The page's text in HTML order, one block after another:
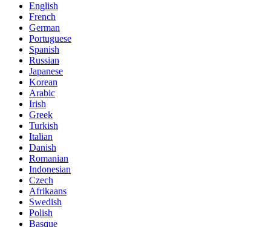
English
French
German
Portuguese
Spanish
Russian
Japanese
Korean
Arabic
Irish
Greek
Turkish
Italian
Danish
Romanian
Indonesian
Czech
Afrikaans
Swedish
Polish
Basque